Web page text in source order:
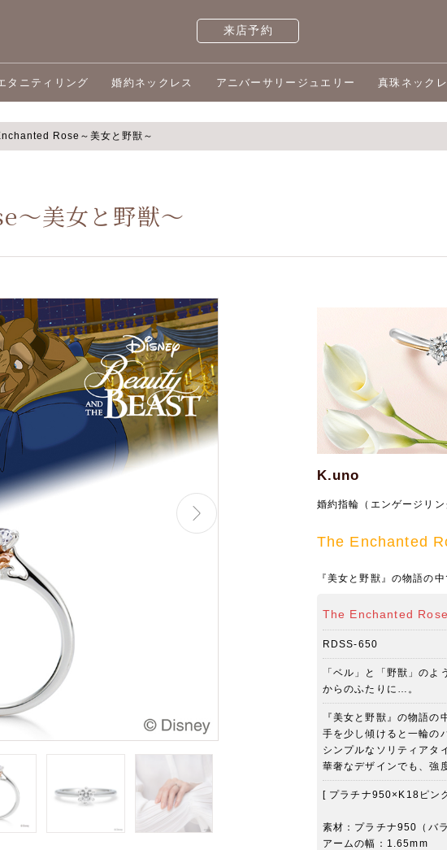
来店予約
タニティリング 婚約ネックレス アニバーサリージュエリー 真珠ネック
Rose～美女と野獣～
美女と野獣～
K.uno
婚約指輪（エンゲージリン
The Enchanted
『美女と野獣』の物語の
The Enchanted Rose
RDSS-650
「ベル」と「野獣」の
からのふたりに…。
『美女と野獣』の物語の
手を少し傾けると一輪の
シンプルなソリティアタ
華奢なデザインでも、強
[ プラチナ950×K18ピン
素材：プラチナ950（バ
アームの幅：1.65mm